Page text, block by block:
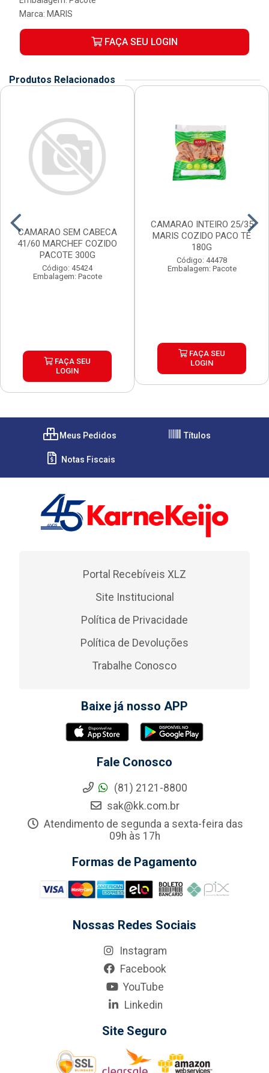
Marca: MARIS
FAÇA SEU LOGIN
Produtos Relacionados
CAMARAO SEM CABECA
41/60 MARCHEF COZIDO
PACOTE 300G
Código: 45424
Embalagem: Pacote
FAÇA SEU
LOGIN
CAMARAO INTEIRO 25/35
MARIS COZIDO PACO TE
180G
Código: 44478
Embalagem: Pacote
FAÇA SEU
LOGIN
Meus Pedidos Títulos
Notas Fiscais
Portal Recebíveis XLZ
Site Institucional
Política de Privacidade
Política de Devoluções
Trabalhe Conosco
Baixe já nosso APP
Fale Conosco
(81) 2121-8800
sak@kk.com.br
Atendimento de segunda a sexta-feira das
09h às 17h
Formas de Pagamento
Nossas Redes Sociais
Instagram
Facebook
YouTube
Linkedin
Site Seguro